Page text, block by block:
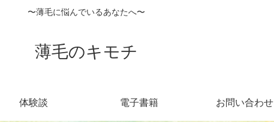
〜薄毛に悩んでいるあなたへ〜
薄毛のキモチ
体験談 電子書籍 お問い合わせ